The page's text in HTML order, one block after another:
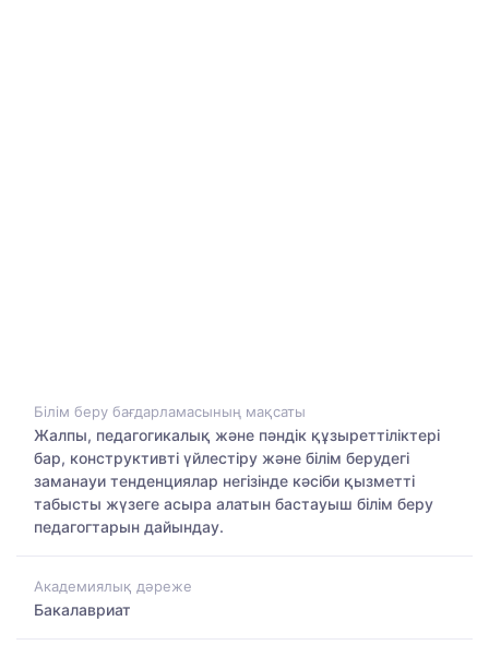
Білім беру бағдарламасының мақсаты
Жалпы, педагогикалық және пәндік құзыреттіліктері
бар, конструктивті үйлестіру және білім берудегі
заманауи тенденциялар негізінде кәсіби қызметті
табысты жүзеге асыра алатын бастауыш білім беру
педагогтарын дайындау.
Академиялық дәреже
Бакалавриат